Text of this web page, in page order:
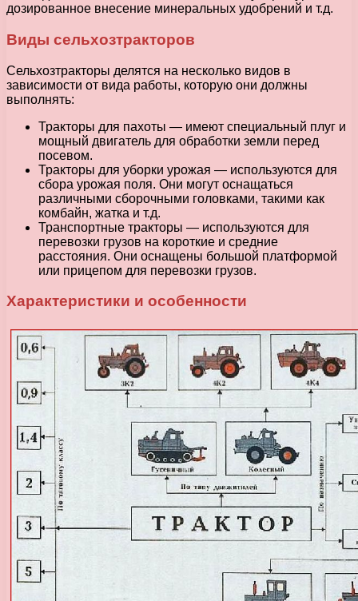
дозированное внесение минеральных удобрений и т.д.
Виды сельхозтракторов
Сельхозтракторы делятся на несколько видов в
зависимости от вида работы, которую они должны
выполнять:
Тракторы для пахоты — имеют специальный плуг и
мощный двигатель для обработки земли перед
посевом.
Тракторы для уборки урожая — используются для
сбора урожая поля. Они могут оснащаться
различными сборочными головками, такими как
комбайн, жатка и т.д.
Транспортные тракторы — используются для
перевозки грузов на короткие и средние
расстояния. Они оснащены большой платформой
или прицепом для перевозки грузов.
Характеристики и особенности